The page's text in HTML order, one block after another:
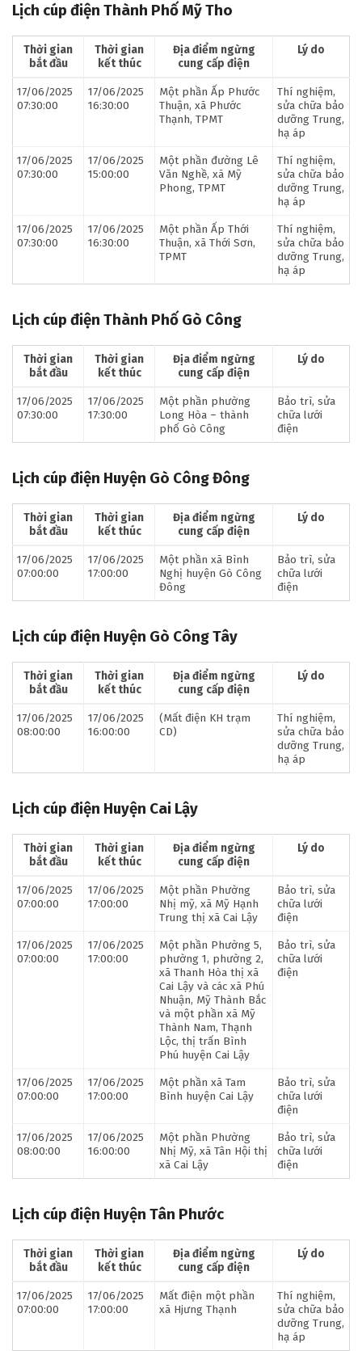
Lịch cúp điện Thành Phố Mỹ Tho
Thời gian
bắt đầu
Thời gian
kết thúc
Địa điểm ngừng
cung cấp điện
Lý do
17/06/2025
07:30:00
17/06/2025
16:30:00
Một phần Ấp Phước
Thuận, xã Phước
Thạnh, TPMT
Thí nghiệm,
sửa chữa bảo
dưỡng Trung,
hạ áp
17/06/2025
07:30:00
17/06/2025
15:00:00
Một phần đường Lê
Văn Nghề, xã Mỹ
Phong, TPMT
Thí nghiệm,
sửa chữa bảo
dưỡng Trung,
hạ áp
17/06/2025
07:30:00
17/06/2025
16:30:00
Một phần Ấp Thới
Thuận, xã Thới Sơn,
TPMT
Thí nghiệm,
sửa chữa bảo
dưỡng Trung,
hạ áp
Lịch cúp điện Thành Phố Gò Công
Thời gian
bắt đầu
Thời gian
kết thúc
Địa điểm ngừng
cung cấp điện
Lý do
17/06/2025
07:30:00
17/06/2025
17:30:00
Một phần phường
Long Hòa – thành
phố Gò Công
Bảo trì, sửa
chữa lưới
điện
Lịch cúp điện Huyện Gò Công Đông
Thời gian
bắt đầu
Thời gian
kết thúc
Địa điểm ngừng
cung cấp điện
Lý do
17/06/2025
07:00:00
17/06/2025
17:00:00
Một phần xã Bình
Nghị huyện Gò Công
Đông
Bảo trì, sửa
chữa lưới
điện
Lịch cúp điện Huyện Gò Công Tây
Thời gian
bắt đầu
Thời gian
kết thúc
Địa điểm ngừng
cung cấp điện
Lý do
17/06/2025
08:00:00
17/06/2025
16:00:00
(Mất điện KH trạm
CD)
Thí nghiệm,
sửa chữa bảo
dưỡng Trung,
hạ áp
Lịch cúp điện Huyện Cai Lậy
Thời gian
bắt đầu
Thời gian
kết thúc
Địa điểm ngừng
cung cấp điện
Lý do
17/06/2025
07:00:00
17/06/2025
17:00:00
Một phần Phường
Nhị mỹ, xã Mỹ Hạnh
Trung thị xã Cai Lậy
Bảo trì, sửa
chữa lưới
điện
17/06/2025
07:00:00
17/06/2025
17:00:00
Một phần Phường 5,
phường 1, phường 2,
xã Thanh Hòa thị xã
Cai Lậy và các xã Phú
Nhuận, Mỹ Thành Bắc
và một phần xã Mỹ
Thành Nam, Thạnh
Lộc, thị trấn Bình
Phú huyện Cai Lậy
Bảo trì, sửa
chữa lưới
điện
17/06/2025
07:00:00
17/06/2025
17:00:00
Một phần xã Tam
Bình huyện Cai Lậy
Bảo trì, sửa
chữa lưới
điện
17/06/2025
08:00:00
17/06/2025
16:00:00
Một phần Phường
Nhị Mỹ, xã Tân Hội thị
xã Cai Lậy
Bảo trì, sửa
chữa lưới
điện
Lịch cúp điện Huyện Tân Phước
Thời gian
bắt đầu
Thời gian
kết thúc
Địa điểm ngừng
cung cấp điện
Lý do
17/06/2025
07:00:00
17/06/2025
17:00:00
Mất điện một phần
xã Hjưng Thạnh
Thí nghiệm,
sửa chữa bảo
dưỡng Trung,
hạ áp